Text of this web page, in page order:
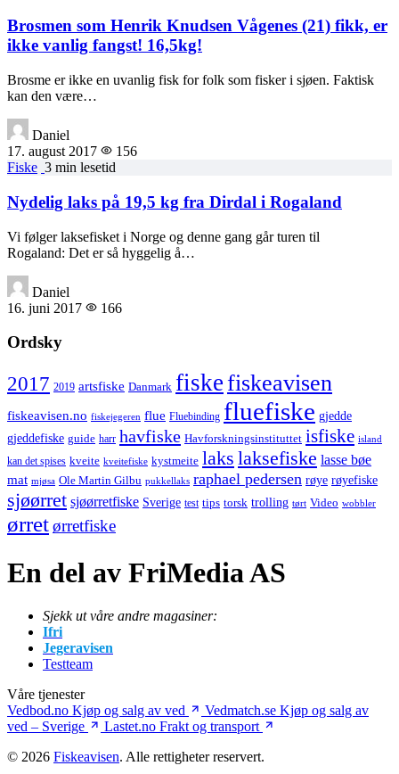
Brosmen som Henrik Knudsen Vågenes (21) fikk, er
ikke vanlig fangst! 16,5kg!
Brosme er ikke en uvanlig fisk for folk som fisker i sjøen. Faktisk
kan den være…
Daniel
17. august 2017
156
Fiske 3 min lesetid
Nydelig laks på 19,5 kg fra Dirdal i Rogaland
Vi følger laksefisket i Norge og denne gang går turen til
Rogaland: Det er så hyggelig å…
Daniel
16. juni 2017
166
Ordsky
2017 2019 artsfiske Danmark fiskefiskeavisen
fiskeavisen.no fiskejegeren flue Fluebinding fluefiske gjedde
gjeddefiske guide harr havfiske Havforskningsinstituttet isfiske island
kan det spises kveite kveitefiske kystmeite laks laksefiske lasse bøe
mat mjøsa Ole Martin Gilbu pukkellaks raphael pedersen røye røyefiske
sjøørret sjøørretfiske Sverige test tips torsk trolling tørt Video wobbler
ørretørretfiske
En del av FriMedia AS
Sjekk ut våre andre magasiner:
Ifri
Jegeravisen
Testteam
Våre tjenester
Vedbod.no Kjøp og salg av ved Vedmatch.se Kjøp og salg av
ved – Sverige
Lastet.no Frakt og transport
© 2026 Fiskeavisen. Alle rettigheter reservert.